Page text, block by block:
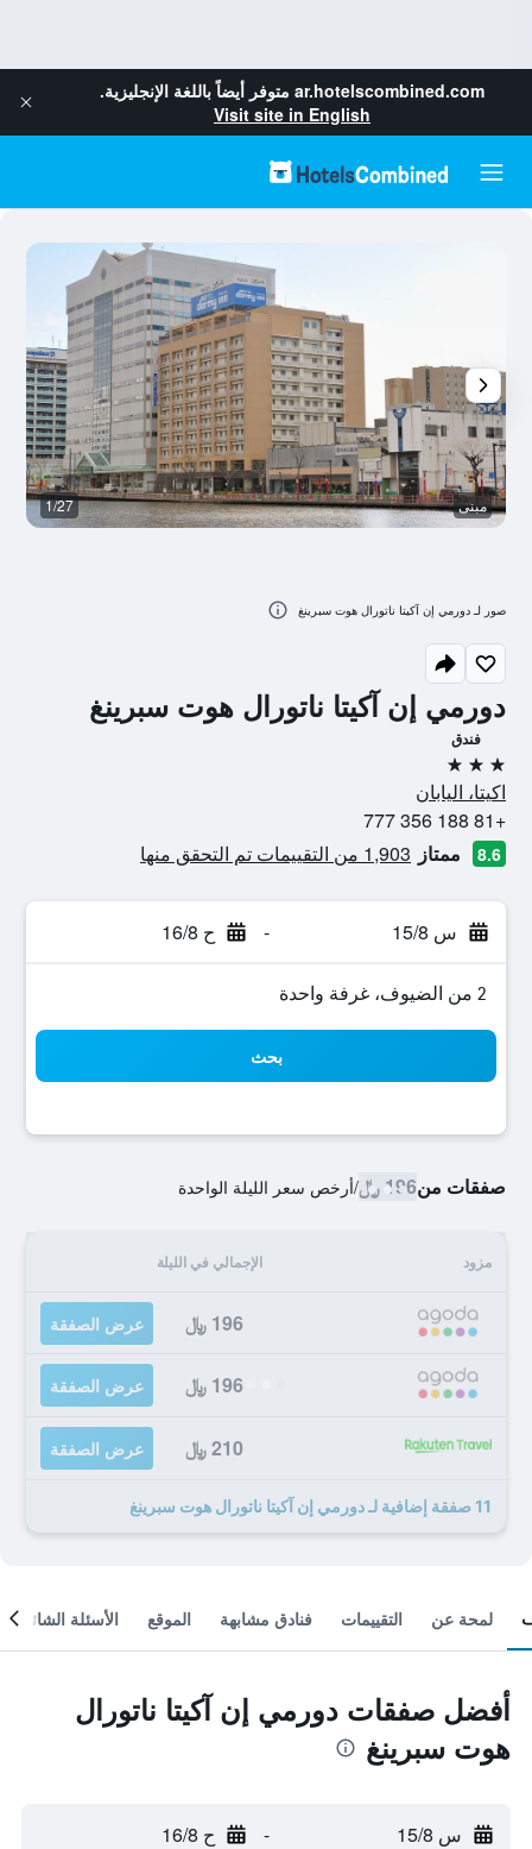
ar.hotelscombined.com متوفر أيضاً باللغة الإنجليزية.
Visit site in English
دورمي إن آكيتا ناتورال هوت سبرينغ
فندق
3 نجوم
اكيتا، اليابان
+81 188 356 777
8.6 ممتاز 1,903 من التقييمات تم التحقق منها
س 15/8 - ح 16/8
2 من الضيوف، غرفة واحدة
بحث
صفقات من196 ﷼ /أرخص سعر الليلة الواحدة
مزود الإجمالي في الليلة
196 ﷼ عرض الصفقة
196 ﷼ عرض الصفقة
210 ﷼ عرض الصفقة
11 صفقة إضافية لـ دورمي إن آكيتا ناتورال هوت سبرينغ
مبنى 1/27
صور لـ دورمي إن آكيتا ناتورال هوت سبرينغ
لمحة عن التقييمات فنادق مشابهة الموقع الأسئلة الشائعة
أفضل صفقات دورمي إن آكيتا ناتورال
هوت سبرينغ
س 15/8 - ح 16/8